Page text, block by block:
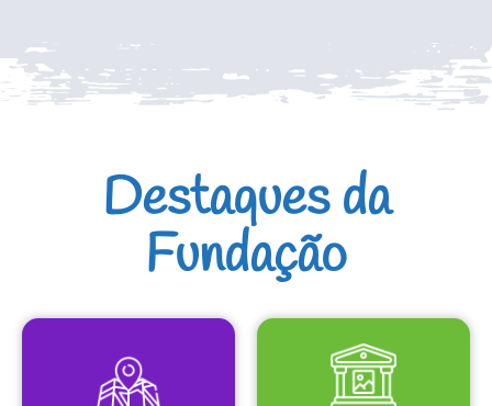
Destaques da
Fundação
MAPA CULTURAL EQUIPAMENTOS
CULTURAIS